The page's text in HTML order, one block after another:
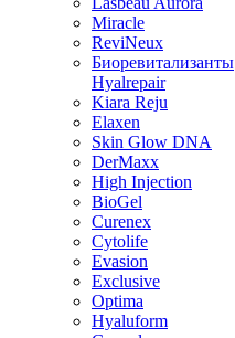
Miracle
ReviNeux
Биоревитализанты
Hyalrepair
Kiara Reju
Elaxen
Skin Glow DNA
DerMaxx
High Injection
BioGel
Curenex
Cytolife
Evasion
Exclusive
Optima
Hyaluform